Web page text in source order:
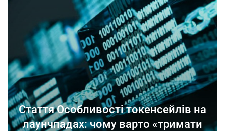
Стаття Особливості токенсейлів на
лаунчпадах: чому варто «тримати